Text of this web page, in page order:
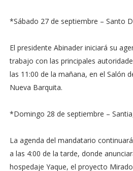
*Sábado 27 de septiembre – Santo
El presidente Abinader iniciará su
trabajo con las principales
las 11:00 de la mañana, en el Salón
Nueva Barquita.
*Domingo 28 de septiembre –
La agenda del mandatario
a las 4:00 de la tarde, donde
hospedaje Yaque, el proyecto